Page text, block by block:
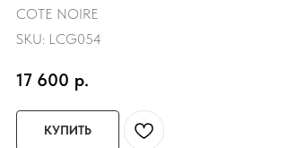
COTE NOIRE
SKU: LCG054
17 600 р.
КУПИТЬ